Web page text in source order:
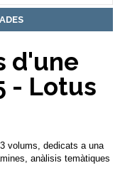
d'une
- Lotus
volums, dedicats a una
anàlisis temàtiques